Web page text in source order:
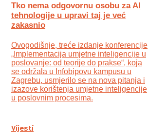
Tko nema odgovornu osobu za AI
tehnologije u upravi taj je već
zakasnio
Ovogodišnje, treće izdanje konferencije
„Implementacija umjetne inteligencije u
poslovanje: od teorije do prakse“, koja
se održala u Infobipovu kampusu u
Zagrebu, usmjerilo se na nova pitanja i
izazove korištenja umjetne inteligencije
u poslovnim procesima.
Vijesti